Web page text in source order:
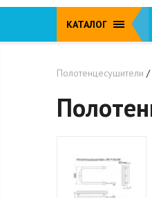
КАТАЛОГ
Полотенцесушители /